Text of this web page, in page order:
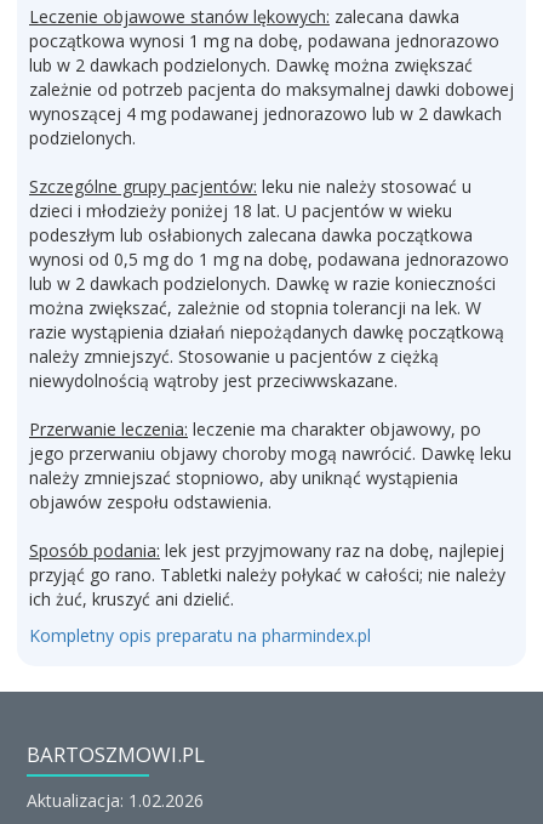
Leczenie objawowe stanów lękowych: zalecana dawka
początkowa wynosi 1 mg na dobę, podawana jednorazowo
lub w 2 dawkach podzielonych. Dawkę można zwiększać
zależnie od potrzeb pacjenta do maksymalnej dawki dobowej
wynoszącej 4 mg podawanej jednorazowo lub w 2 dawkach
podzielonych.
Szczególne grupy pacjentów: leku nie należy stosować u
dzieci i młodzieży poniżej 18 lat. U pacjentów w wieku
podeszłym lub osłabionych zalecana dawka początkowa
wynosi od 0,5 mg do 1 mg na dobę, podawana jednorazowo
lub w 2 dawkach podzielonych. Dawkę w razie konieczności
można zwiększać, zależnie od stopnia tolerancji na lek. W
razie wystąpienia działań niepożądanych dawkę początkową
należy zmniejszyć. Stosowanie u pacjentów z ciężką
niewydolnością wątroby jest przeciwwskazane.
Przerwanie leczenia: leczenie ma charakter objawowy, po
jego przerwaniu objawy choroby mogą nawrócić. Dawkę leku
należy zmniejszać stopniowo, aby uniknąć wystąpienia
objawów zespołu odstawienia.
Sposób podania: lek jest przyjmowany raz na dobę, najlepiej
przyjąć go rano. Tabletki należy połykać w całości; nie należy
ich żuć, kruszyć ani dzielić.
Kompletny opis preparatu na pharmindex.pl
BARTOSZMOWI.PL
Aktualizacja: 1.02.2026